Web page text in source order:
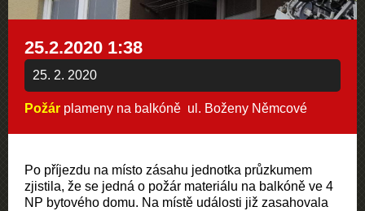
25.2.2020 1:38
25. 2. 2020
Požár plameny na balkóně ul. Boženy Němcové
Po příjezdu na místo zásahu jednotka průzkumem
zjistila, že se jedná o požár materiálu na balkóně ve 4
NP bytového domu. Na místě události již zasahovala